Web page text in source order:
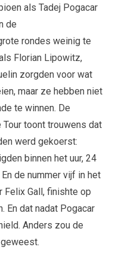
als Tadej Pogacar
de
rondes weinig te
Florian Lipowitz,
zorgden voor wat
maar ze hebben niet
te winnen. De
toont trouwens dat
werd gekoerst:
binnen het uur, 24
de nummer vijf in het
Felix Gall, finishte op
En dat nadat Pogacar
Anders zou de